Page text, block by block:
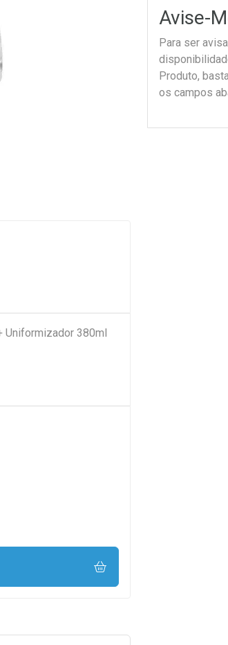
Avise-
Para ser
Produto,
os campos
Uniformizador 380ml